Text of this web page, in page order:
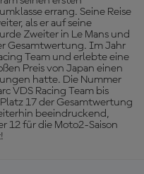
errang. Seine Reise
als er auf seine
Zweiter in Le Mans und
Gesamtwertung. Im Jahr
Team und erlebte eine
Preis von Japan einen
hatte. Die Nummer
VDS Racing Team bis
17 der Gesamtwertung
beeindruckend,
12 für die Moto2-Saison